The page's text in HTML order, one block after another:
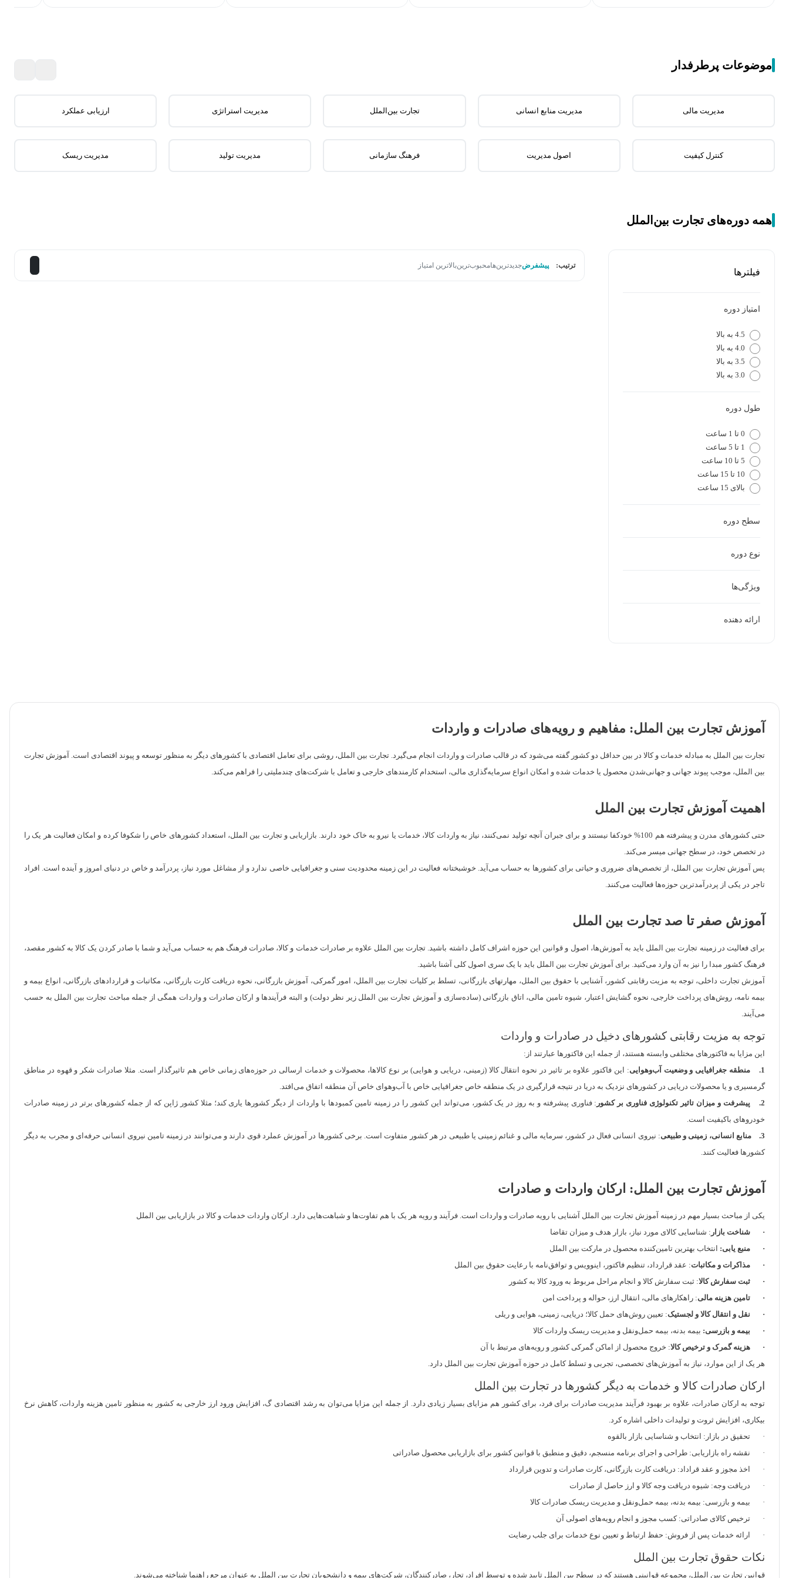
موضوعات پرطرفدار
مدیریت مالی مدیریت منابع انسانی تجارت بین‌الملل مدیریت استراتژی ارزیابی عملکرد
کنترل کیفیت اصول مدیریت فرهنگ سازمانی مدیریت تولید مدیریت ریسک
همه دوره‌های تجارت بین‌الملل
فیلترها
امتیاز دوره
4.5 به بالا
4.0 به بالا
3.5 به بالا
3.0 به بالا
طول دوره
0 تا 1 ساعت
1 تا 5 ساعت
5 تا 10 ساعت
10 تا 15 ساعت
بالای 15 ساعت
سطح دوره
نوع دوره
ویژگی‌ها
ارائه دهنده
ترتیب: پیشفرضجدیدترین‌هامحبوب‌ترینبالاترین امتیاز
آموزش تجارت بین الملل: مفاهیم و رویه‌های صادرات و واردات
تجارت بین الملل به مبادله خدمات و کالا در بین حداقل دو کشور گفته می‌شود که در قالب صادرات و واردات انجام می‌گیرد. تجارت بین الملل، روشی برای تعامل اقتصادی با کشورهای دیگر به منظور توسعه و پیوند اقتصادی است. آموزش تجارت
بین الملل، موجب پیوند جهانی و جهانی‌شدن محصول یا خدمات شده‌ و امکان انواع سرمایه‌گذاری مالی، استخدام کارمندهای خارجی و تعامل با شرکت‌های چندملیتی را فراهم می‌کند.
اهمیت آموزش تجارت بین الملل
حتی کشورهای مدرن و پیشرفته هم 100% خودکفا نیستند و برای جبران آنچه تولید نمی‌کنند، نیاز به واردات کالا، خدمات یا نیرو به خاک خود دارند. بازاریابی و تجارت بین الملل، استعداد کشورهای خاص را شکوفا کرده و امکان فعالیت هر یک را
در تخصص خود، در سطح جهانی میسر می‌کند.
پس آموزش تجارت بین الملل، از تخصص‌های ضروری و حیاتی برای کشورها به حساب می‌آید. خوشبختانه فعالیت در این زمینه محدودیت سنی و جغرافیایی خاصی ندارد و از مشاغل مورد نیاز، پردرآمد و خاص در دنیای امروز و آینده است. افراد
تاجر در یکی از پردرآمدترین حوزه‌ها فعالیت می‌کنند.
آموزش صفر تا صد تجارت بین الملل
برای فعالیت در زمینه تجارت بین الملل باید به آموزش‌ها، اصول و قوانین این حوزه اشراف کامل داشته باشید. تجارت بین الملل علاوه بر صادرات خدمات و کالا، صادرات فرهنگ هم به حساب می‌آید و شما با صادر کردن یک کالا به کشور مقصد،
فرهنگ کشور مبدا را نیز به آن وارد می‌کنید. برای آموزش تجارت بین الملل باید با یک سری اصول کلی آشنا باشید.
آموزش تجارت داخلی، توجه به مزیت رقابتی کشور، آشنایی با حقوق بین الملل، مهارتهای بازرگانی، تسلط بر کلیات تجارت بین الملل، امور گمرکی، آموزش بازرگانی، نحوه دریافت کارت بازرگانی، مکاتبات و قراردادهای بازرگانی، انواع بیمه و
بیمه نامه، روش‌های پرداخت خارجی، نحوه گشایش اعتبار، شیوه تامین‌ مالی، اتاق بازرگانی (ساده‌سازی و آموزش تجارت بین الملل زیر نظر دولت) و البته فرآیندها و ارکان صادرات و واردات همگی از جمله مباحث تجارت بین الملل به حسب
می‌آیند.
توجه به مزیت رقابتی کشورهای دخیل در صادرات و واردات
این مزایا به فاکتورهای مختلفی وابسته هستند، از جمله این فاکتورها عبارتند از:
1. منطقه جغرافیایی و وضعیت آب‌وهوایی
: این فاکتور علاوه بر تاثیر در نحوه انتقال کالا (زمینی، دریایی و هوایی) بر نوع کالاها، محصولات و خدمات ارسالی در حوزه‌های زمانی خاص هم تاثیرگذار است. مثلا صادرات شکر و قهوه در مناطق
گرمسیری و یا محصولات دریایی در کشورهای نزدیک به دریا در نتیجه قرارگیری در یک منطقه خاص جغرافیایی خاص با آب‌وهوای خاص آن منطقه اتفاق می‌افتد.
2. پیشرفت و میزان تاثیر تکنولوژی فناوری بر کشور
: فناوری پیشرفته و به روز در یک کشور، می‌تواند این کشور را در زمینه تامین کمبودها با واردات از دیگر کشورها یاری کند؛ مثلا کشور ژاپن که از جمله کشورهای برتر در زمینه صادرات
خودروهای باکیفیت است.
3. منابع انسانی، زمینی و طبیعی
: نیروی انسانی فعال در کشور، سرمایه مالی و غنائم زمینی یا طبیعی در هر کشور متفاوت است. برخی کشورها در آموزش عملرد قوی دارند و می‌توانند در زمینه تامین نیروی انسانی حرفه‌ای و مجرب به دیگر
کشورها فعالیت کنند.
آموزش تجارت بین الملل: ارکان واردات و صادرات
یکی از مباحث بسیار مهم در زمینه آموزش تجارت بین الملل آشنایی با رویه صادرات و واردات است. فرآیند و رویه هر یک با هم تفاوت‌ها و شباهت‌هایی دارد. ارکان واردات خدمات و کالا در بازاریابی بین الملل
· شناخت بازار : شناسایی کالای مورد نیاز، بازار هدف و میزان تقاضا
· منبع یابی: انتخاب بهترین‌ تامین‌کننده محصول در مارکت بین الملل
· مذاکرات و مکاتبات: عقد قرارداد، تنظیم فاکتور، اینوویس و توافق‌نامه با رعایت حقوق بین الملل
· ثبت سفارش کالا: ثبت سفارش کالا و انجام مراحل مربوط به ورود کالا به کشور
· تامین هزینه مالی: راهکارهای مالی، انتقال‌ ارز، حواله و پرداخت امن
· نقل و انتقال کالا و لجستیک: تعیین روش‌های حمل کالا؛ دریایی، زمینی، هوایی و ریلی
· بیمه و بازرسی: بیمه بدنه، بیمه حمل‌ونقل و مدیریت ریسک واردات کالا
· هزینه گمرک و ترخیص کالا: خروج محصول از اماکن گمرکی کشور و رویه‌های مرتبط با آن
هر یک از این موارد، نیاز به آموزش‌های تخصصی، تجربی و تسلط کامل در حوزه آموزش تجارت بین الملل دارد.
ارکان صادرات کالا و خدمات به دیگر کشورها در تجارت بین الملل
توجه به ارکان صادرات، علاوه بر بهبود فرآیند مدیریت صادرات برای فرد، برای کشور هم مزایای بسیار زیادی دارد. از جمله این مزایا می‌توان به رشد اقتصادی گ، افزایش ورود ارز خارجی به کشور به منظور تامین هزینه واردات، کاهش نرخ
بیکاری، افزایش ثروت و تولیدات داخلی اشاره کرد.
· تحقیق در بازار: انتخاب و شناسایی‌ بازار بالقوه
· نقشه راه بازاریابی: طراحی و اجرای برنامه منسجم، دقیق و منطبق با قوانین کشور برای بازاریابی محصول صادراتی
· اخذ مجوز و عقد قراداد: دریافت کارت بازرگانی، کارت صادرات و تدوین قرارداد
· دریافت وجه: شیوه دریافت وجه کالا و ارز حاصل از صادرات
· بیمه و بازرسی: بیمه بدنه، بیمه حمل‌ونقل و مدیریت ریسک صادرات کالا
· ترخیص کالای صادراتی: کسب مجوز و انجام رویه‌های اصولی آن
· ارائه خدمات پس از فروش: حفظ ارتباط و تعیین نوع خدمات برای جلب رضایت
نکات حقوق تجارت بین الملل
قوانین تجارت بین الملل، مجموعه قوانینی هستند که در سطح بین الملل تایید شده و توسط افراد، تجار، صادرکنندگان، شرکت‌های بیمه و دانشجویان تجارت بین الملل به عنوان مرجع‌ راهنما شناخته می‌شوند.